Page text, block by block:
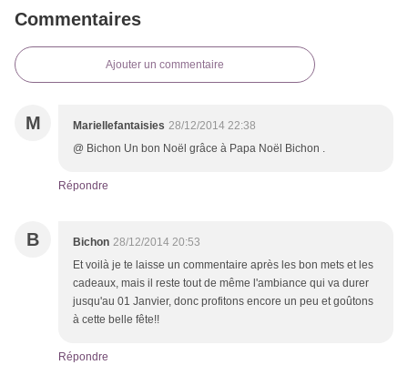
Commentaires
Ajouter un commentaire
M Mariellefantaisies 28/12/2014 22:38
@ Bichon Un bon Noël grâce à Papa Noël Bichon .
Répondre
B Bichon 28/12/2014 20:53
Et voilà je te laisse un commentaire après les bon mets et les
cadeaux, mais il reste tout de même l'ambiance qui va durer
jusqu'au 01 Janvier, donc profitons encore un peu et goûtons
à cette belle fête!!
Répondre